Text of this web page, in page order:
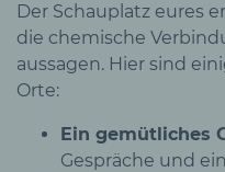
Der Schauplatz eures
die chemische
aussagen. Hier sind
Orte:
Ein gemütliches
Gespräche und